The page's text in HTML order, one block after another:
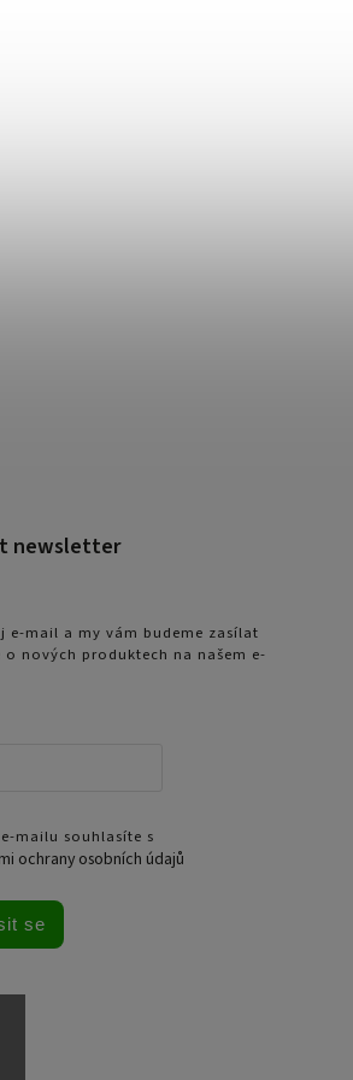
newsletter
e-mail a my vám budeme zasílat
o nových produktech na našem e-
mailu souhlasíte s
ochrany osobních údajů
se